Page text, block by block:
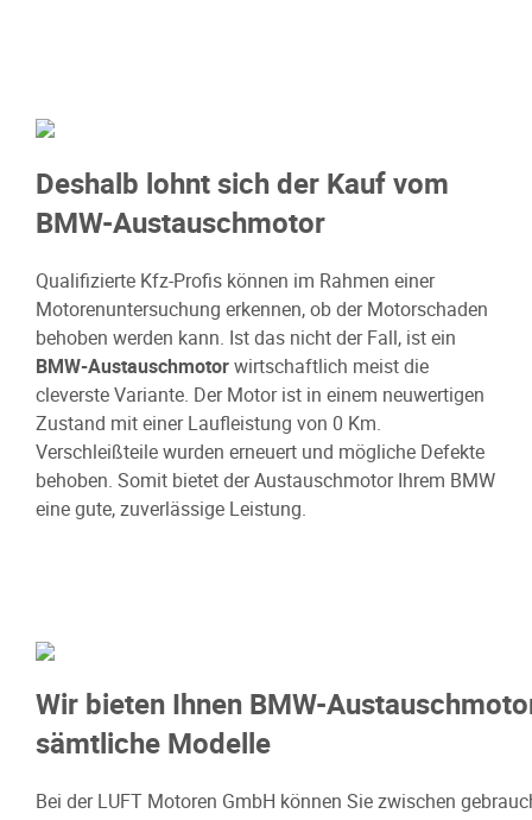
Deshalb lohnt sich der Kauf vom
BMW-Austauschmotor
Qualifizierte Kfz-Profis können im Rahmen einer
Motorenuntersuchung erkennen, ob der Motorschaden
behoben werden kann. Ist das nicht der Fall, ist ein
BMW-Austauschmotorwirtschaftlich meist die
cleverste Variante. Der Motor ist in einem neuwertigen
Zustand mit einer Laufleistung von 0 Km.
Verschleißteile wurden erneuert und mögliche Defekte
behoben. Somit bietet der Austauschmotor Ihrem BMW
eine gute, zuverlässige Leistung.
Wir bieten Ihnen BMW-
sämtliche Modelle
Bei der LUFT Motoren GmbH können Sie zwischen